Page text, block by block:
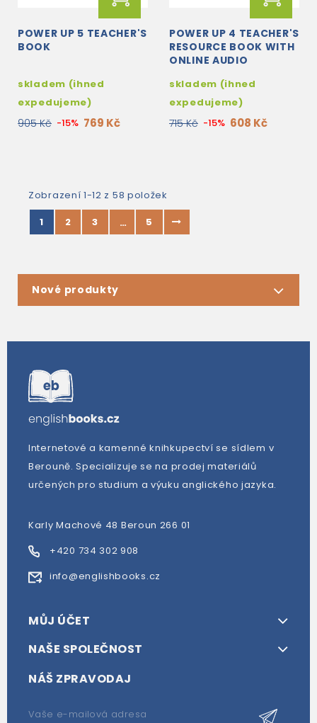
POWER UP 5 TEACHER'S
BOOK
skladem (ihned
expedujeme)
905 Kč -15% 769 Kč
POWER UP 4 TEACHER'S
RESOURCE BOOK WITH
ONLINE AUDIO
skladem (ihned
expedujeme)
715 Kč -15% 608 Kč
Zobrazení 1-12 z 58 položek
1
2 3 … 5
Nové produkty
Internetové a kamenné knihkupectví se sídlem v
Berouně. Specializuje se na prodej materiálů
určených pro studium a výuku anglického jazyka.
Karly Machové 48 Beroun 266 01
+420 734 302 908
info@englishbooks.cz
MŮJ ÚČET
NAŠE SPOLEČNOST
NÁŠ ZPRAVODAJ